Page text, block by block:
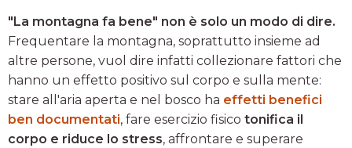
"La montagna fa bene" non è solo un modo di dire.
Frequentare la montagna, soprattutto insieme ad
altre persone, vuol dire infatti collezionare fattori che
hanno un effetto positivo sul corpo e sulla mente:
stare all'aria aperta e nel bosco ha effetti benefici
ben documentati, fare esercizio fisico tonifica il
corpo e riduce lo stress, affrontare e superare